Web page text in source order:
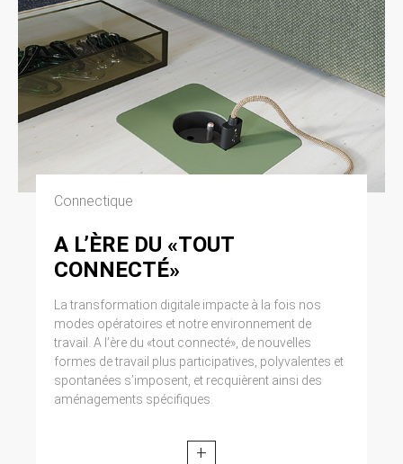
Connectique
A L’ÈRE DU «TOUT
CONNECTÉ»
La transformation digitale impacte à la fois nos
modes opératoires et notre environnement de
travail. A l’ère du «tout connecté», de nouvelles
formes de travail plus participatives, polyvalentes et
spontanées s’imposent, et recquièrent ainsi des
aménagements spécifiques.
+